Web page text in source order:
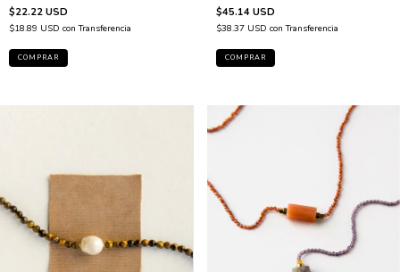
$22.22 USD
$18.89 USD con Transferencia
$45.14 USD
$38.37 USD con Transferencia